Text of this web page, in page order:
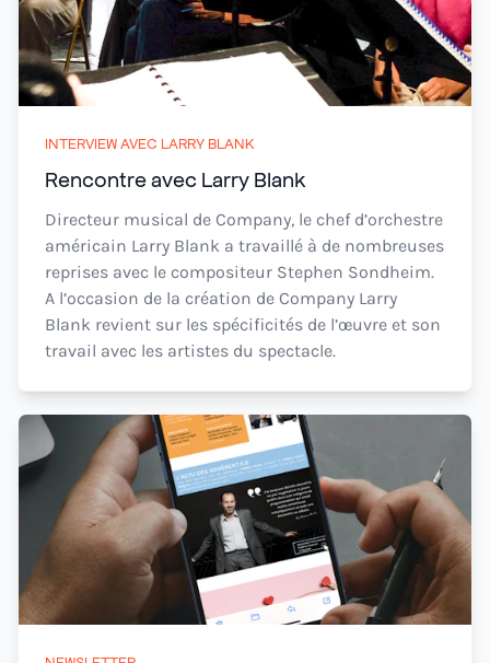
INTERVIEW AVEC LARRY BLANK
Rencontre avec Larry Blank
Directeur musical de Company, le chef d’orchestre
américain Larry Blank a travaillé à de nombreuses
reprises avec le compositeur Stephen Sondheim.
A l’occasion de la création de Company Larry
Blank revient sur les spécificités de l’œuvre et son
travail avec les artistes du spectacle.